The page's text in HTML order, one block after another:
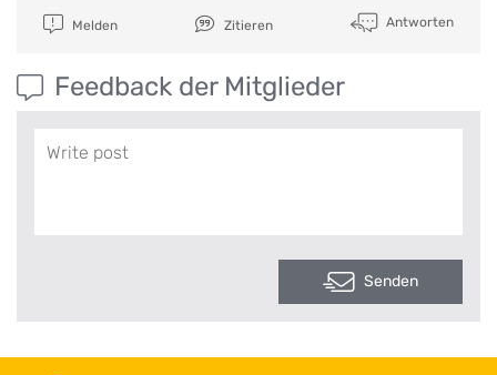
Melden Zitieren Antworten
Feedback der Mitglieder
Senden